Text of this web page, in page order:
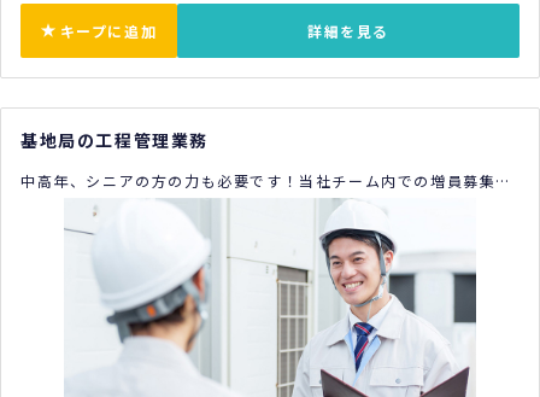
キープに追加 詳細を見る
基地局の工程管理業務
中高年、シニアの方の力も必要です！当社チーム内での増員募集で